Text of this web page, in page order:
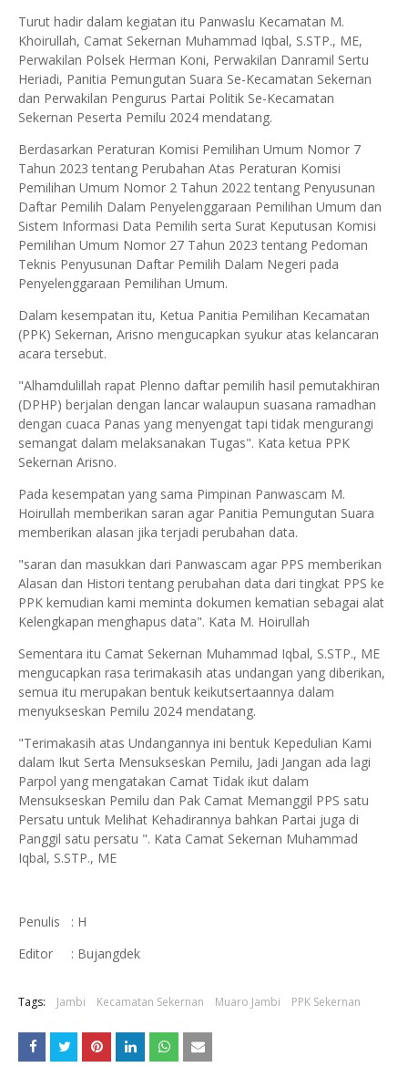
Turut hadir dalam kegiatan itu Panwaslu Kecamatan M.
Khoirullah, Camat Sekernan Muhammad Iqbal, S.STP., ME,
Perwakilan Polsek Herman Koni, Perwakilan Danramil Sertu
Heriadi, Panitia Pemungutan Suara Se-Kecamatan Sekernan
dan Perwakilan Pengurus Partai Politik Se-Kecamatan
Sekernan Peserta Pemilu 2024 mendatang.
Berdasarkan Peraturan Komisi Pemilihan Umum Nomor 7
Tahun 2023 tentang Perubahan Atas Peraturan Komisi
Pemilihan Umum Nomor 2 Tahun 2022 tentang Penyusunan
Daftar Pemilih Dalam Penyelenggaraan Pemilihan Umum dan
Sistem Informasi Data Pemilih serta Surat Keputusan Komisi
Pemilihan Umum Nomor 27 Tahun 2023 tentang Pedoman
Teknis Penyusunan Daftar Pemilih Dalam Negeri pada
Penyelenggaraan Pemilihan Umum.
Dalam kesempatan itu, Ketua Panitia Pemilihan Kecamatan
(PPK) Sekernan, Arisno mengucapkan syukur atas kelancaran
acara tersebut.
"Alhamdulillah rapat Plenno daftar pemilih hasil pemutakhiran
(DPHP) berjalan dengan lancar walaupun suasana ramadhan
dengan cuaca Panas yang menyengat tapi tidak mengurangi
semangat dalam melaksanakan Tugas". Kata ketua PPK
Sekernan Arisno.
Pada kesempatan yang sama Pimpinan Panwascam M.
Hoirullah memberikan saran agar Panitia Pemungutan Suara
memberikan alasan jika terjadi perubahan data.
"saran dan masukkan dari Panwascam agar PPS memberikan
Alasan dan Histori tentang perubahan data dari tingkat PPS ke
PPK kemudian kami meminta dokumen kematian sebagai alat
Kelengkapan menghapus data". Kata M. Hoirullah
Sementara itu Camat Sekernan Muhammad Iqbal, S.STP., ME
mengucapkan rasa terimakasih atas undangan yang diberikan,
semua itu merupakan bentuk keikutsertaannya dalam
menyukseskan Pemilu 2024 mendatang.
"Terimakasih atas Undangannya ini bentuk Kepedulian Kami
dalam Ikut Serta Mensukseskan Pemilu, Jadi Jangan ada lagi
Parpol yang mengatakan Camat Tidak ikut dalam
Mensukseskan Pemilu dan Pak Camat Memanggil PPS satu
Persatu untuk Melihat Kehadirannya bahkan Partai juga di
Panggil satu persatu ". Kata Camat Sekernan Muhammad
Iqbal, S.STP., ME
Penulis : H
Editor : Bujangdek
Tags: Jambi Kecamatan Sekernan Muaro Jambi PPK Sekernan